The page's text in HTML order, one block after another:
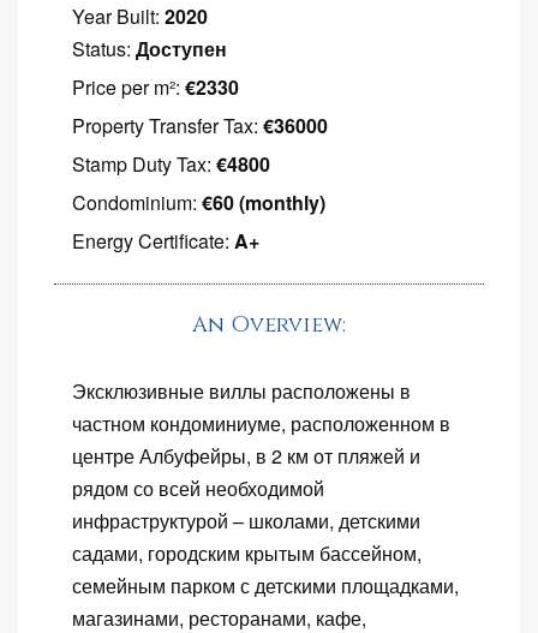
Year Built: 2020
Status: Доступен
Price per m²: €2330
Property Transfer Tax: €36000
Stamp Duty Tax: €4800
Condominium: €60 (monthly)
Energy Certificate: A+
An Overview:
Эксклюзивные виллы расположены в
частном кондоминиуме, расположенном в
центре Албуфейры, в 2 км от пляжей и
рядом со всей необходимой
инфраструктурой – школами, детскими
садами, городским крытым бассейном,
семейным парком с детскими площадками,
магазинами, ресторанами, кафе,